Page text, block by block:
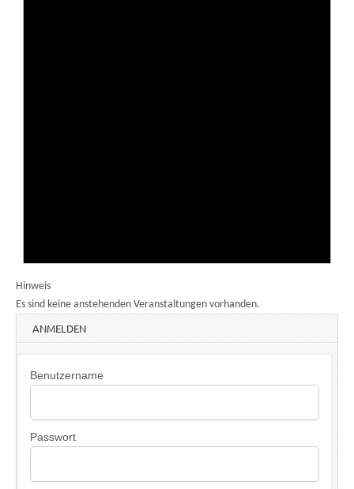
Hinweis
Es sind keine anstehenden Veranstaltungen vorhanden.
ANMELDEN
Benutzername
Passwort